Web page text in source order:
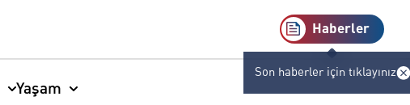
Haberler
Son haberler için tıklayınız
Yaşam